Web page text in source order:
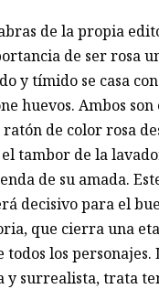
de la propia
de ser rosa
y tímido se casa
huevos. Ambos son
de color rosa
el tambor de la
de su amada.
decisivo para el
que cierra una
todos los
y surrealista, trata